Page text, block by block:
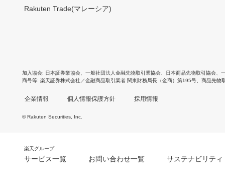
Rakuten Trade(マレーシア)
加入協会 日本証券業協会 一般社団法人金融先物取引業協会 日本商品先物取引協会
商号等 楽天証券株式会社／金融商品取引業者 関東財務局長（金商）第195号、商品先物
企業情報 個人情報保護方針 採用情報
© Rakuten Securities, Inc.
楽天グループ
サービス一覧 お問い合わせ一覧 サステナビリティ